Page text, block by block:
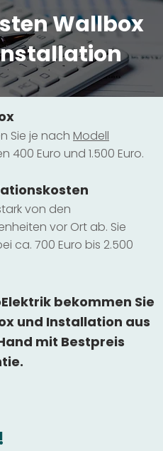
Wallbox
Sie je nach Modell
400 Euro und 1.500 Euro.
nskosten
von den
vor Ort ab. Sie
ei ca. 700 Euro bis 2.500
bekommen Sie
und Installation aus
mit Bestpreis